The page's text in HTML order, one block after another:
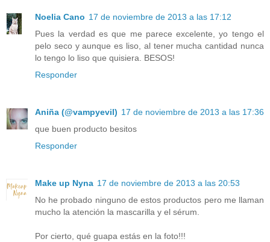
Noelia Cano 17 de noviembre de 2013 a las 17:12
Pues la verdad es que me parece excelente, yo tengo el
pelo seco y aunque es liso, al tener mucha cantidad nunca
lo tengo lo liso que quisiera. BESOS!
Responder
Aniña (@vampyevil) 17 de noviembre de 2013 a las 17:36
que buen producto besitos
Responder
Make up Nyna 17 de noviembre de 2013 a las 20:53
No he probado ninguno de estos productos pero me llaman
mucho la atención la mascarilla y el sérum.
Por cierto, qué guapa estás en la foto!!!